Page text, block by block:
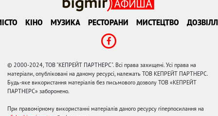
КІНО МУЗИКА РЕСТОРАНИ МИСТЕЦТВО
© 2000-2024, ТОВ "КЕПРЕЙТ ПАРТНЕРС". Всі права захищені. Усі права на
матеріали, опубліковані на даному ресурсі, належать ТОВ КЕПРЕЙТ ПАРТНЕРС.
Будь-яке використання матеріалів без письмового дозволу ТОВ «КЕПРЕЙТ
ПАРТНЕРС» заборонено.
При правомірному використанні матеріалів даного ресурсу гіперпосилання на